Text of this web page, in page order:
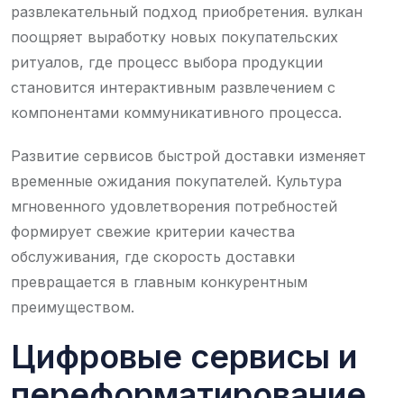
развлекательный подход приобретения. вулкан
поощряет выработку новых покупательских
ритуалов, где процесс выбора продукции
становится интерактивным развлечением с
компонентами коммуникативного процесса.
Развитие сервисов быстрой доставки изменяет
временные ожидания покупателей. Культура
мгновенного удовлетворения потребностей
формирует свежие критерии качества
обслуживания, где скорость доставки
превращается в главным конкурентным
преимуществом.
Цифровые сервисы и